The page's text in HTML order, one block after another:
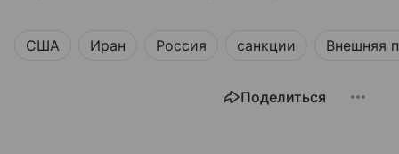
США Иран Россия санкции Внешняя
Поделиться